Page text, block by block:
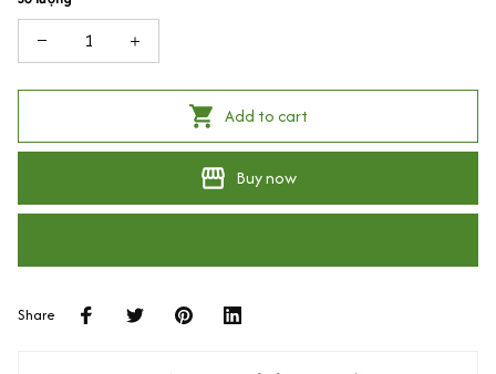
Add to cart
Buy now
Share